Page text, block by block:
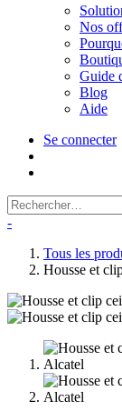
Nos
Guide
Blog
Aide
Se connecter
-
Tous les
Housse et